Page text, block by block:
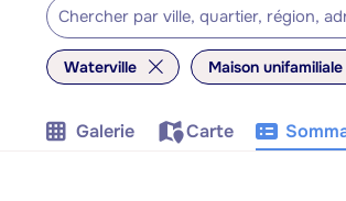
Waterville Maison unifamiliale
Galerie Carte